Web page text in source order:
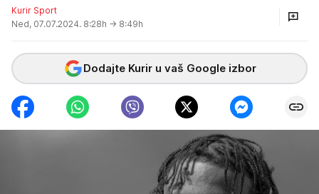
Kurir Sport
Ned, 07.07.2024. 8:28h → 8:49h
Dodajte Kurir u vaš Google izbor